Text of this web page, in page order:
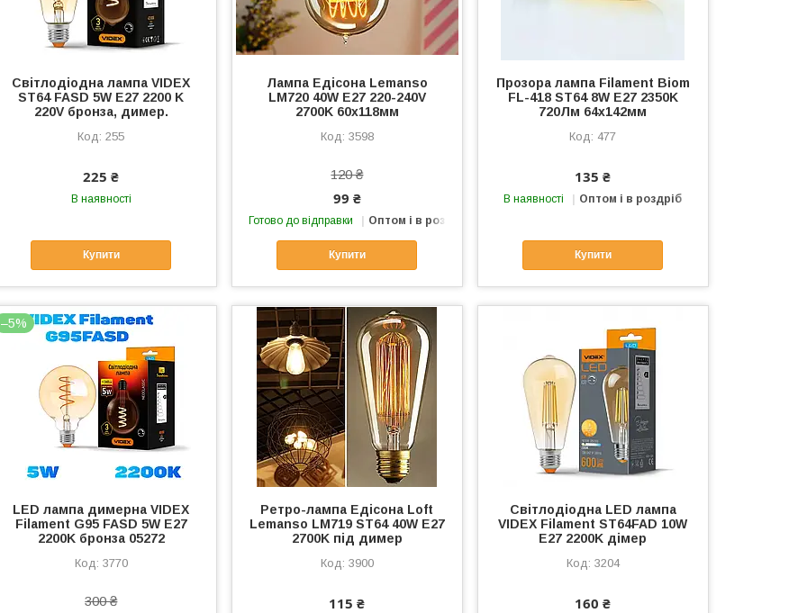
Світлодіодна лампа VIDEX
ST64 FASD 5W E27 2200 K
220V бронза, димер.
255
225 ₴
В наявності
Купити
Лампа Едісона Lemanso
LM720 40W E27 220-240V
2700K 60х118мм
3598
120 ₴
99 ₴
Готово до відправки Оптом і в роздріб
Купити
Прозора лампа Filament Biom
FL-418 ST64 8W E27 2350K
720Лм 64х142мм
477
135 ₴
В наявності Оптом і в роздріб
Купити
–5%
LED лампа димерна VIDEX
Filament G95 FASD 5W E27
2200K бронза 05272
3770
300 ₴
Ретро-лампа Едісона Loft
Lemanso LM719 ST64 40W Е27
2700K під димер
3900
115 ₴
Світлодіодна LED лампа
VIDEX Filament ST64FAD 10W
E27 2200K дімер
3204
160 ₴